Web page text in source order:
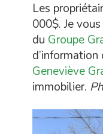
Les
000$. Je
du Groupe
Geneviève
immobilier.